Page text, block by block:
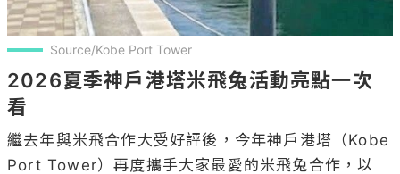
Source/Kobe Port Tower
2026夏季神戶港塔米飛兔活動亮點一次
看
繼去年與米飛合作大受好評後，今年神戶港塔（Kobe
Port Tower）再度攜手大家最愛的米飛兔合作，以